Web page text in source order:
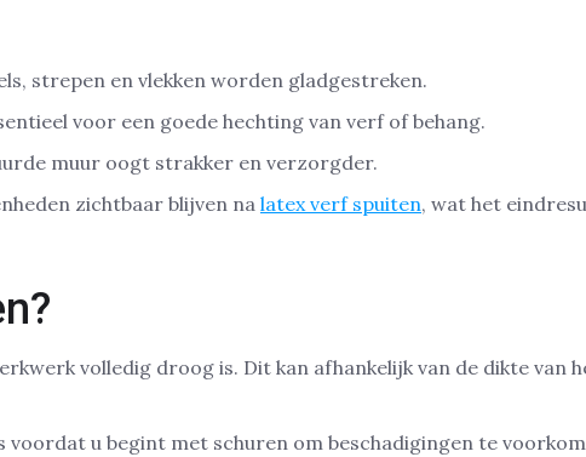
strepen en vlekken worden gladgestreken.
voor een goede hechting van verf of behang.
muur oogt strakker en verzorgder.
zichtbaar blijven na latex verf spuiten, wat het
volledig droog is. Dit kan afhankelijk van de dikte
u begint met schuren om beschadigingen te